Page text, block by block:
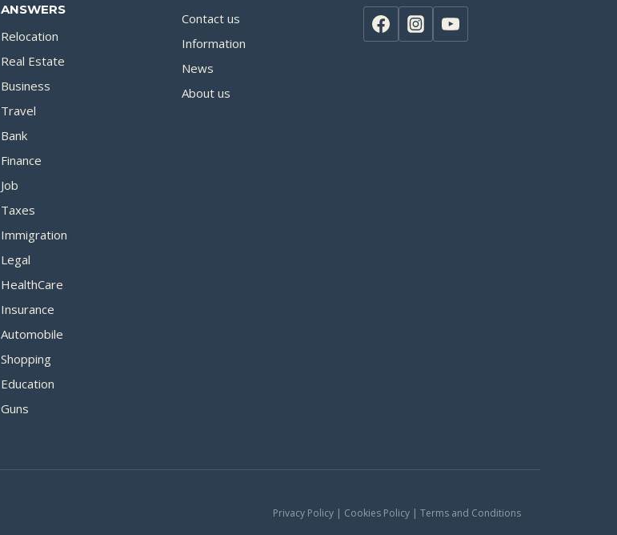
ANSWERS
Relocation
Real Estate
Business
Travel
Bank
Finance
Job
Taxes
Immigration
Legal
HealthCare
Insurance
Automobile
Shopping
Education
Guns
Contact us
Information
News
About us
Privacy Policy | Cookies Policy | Terms and Conditions